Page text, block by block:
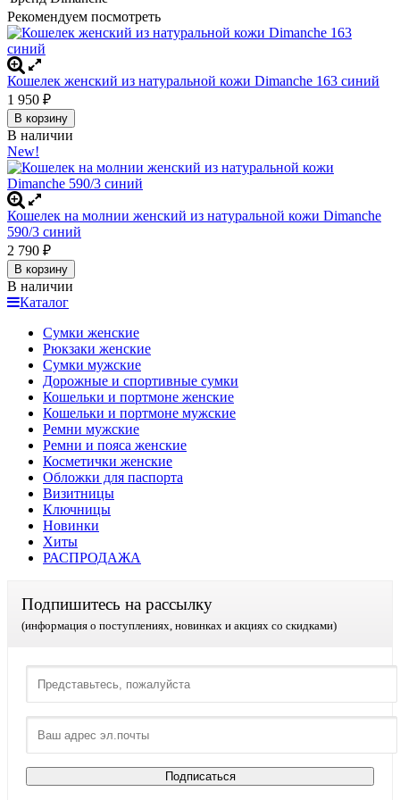
Рекомендуем посмотреть
Кошелек женский из натуральной кожи Dimanche 163 синий
1 950 ₽
В корзину
В наличии
New!
Кошелек на молнии женский из натуральной кожи Dimanche
590/3 синий
2 790 ₽
В корзину
В наличии
Каталог
Сумки женские
Рюкзаки женские
Сумки мужские
Дорожные и спортивные сумки
Кошельки и портмоне женские
Кошельки и портмоне мужские
Ремни мужские
Ремни и пояса женские
Косметички женские
Обложки для паспорта
Визитницы
Ключницы
Новинки
Хиты
РАСПРОДАЖА
Подпишитесь на рассылку
(информация о поступлениях, новинках и акциях со скидками)